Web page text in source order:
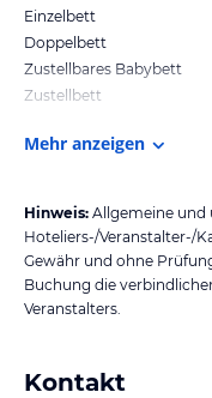
Einzelbett
Doppelbett
Zustellbares Babybett
Zustellbett
Mehr anzeigen
Hinweis: Allgemeine und
Hoteliers-/Veranstalter-/
Gewähr und ohne
Buchung die
Veranstalters.
Kontakt